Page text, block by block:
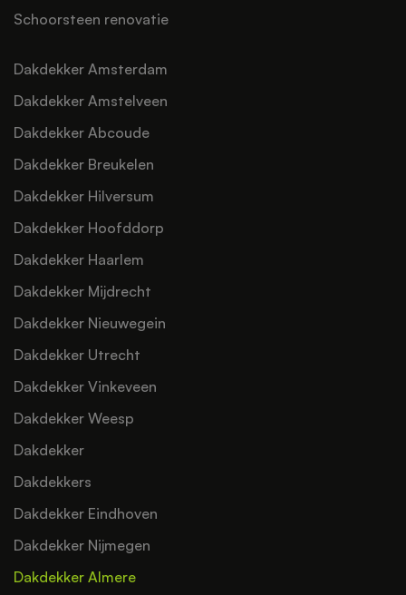
Schoorsteen renovatie
Dakdekker Amsterdam
Dakdekker Amstelveen
Dakdekker Abcoude
Dakdekker Breukelen
Dakdekker Hilversum
Dakdekker Hoofddorp
Dakdekker Haarlem
Dakdekker Mijdrecht
Dakdekker Nieuwegein
Dakdekker Utrecht
Dakdekker Vinkeveen
Dakdekker Weesp
Dakdekker
Dakdekkers
Dakdekker Eindhoven
Dakdekker Nijmegen
Dakdekker Almere